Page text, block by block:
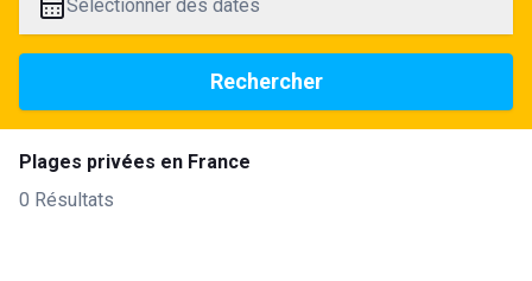
Sélectionner des dates
Rechercher
Plages privées en France
0 Résultats